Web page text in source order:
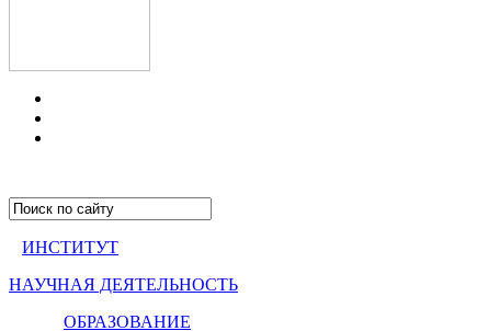
ИНСТИТУТ
НАУЧНАЯ ДЕЯТЕЛЬНОСТЬ
ОБРАЗОВАНИЕ